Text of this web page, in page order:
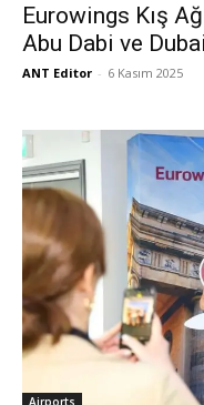
Eurowings Kış
Abu Dabi ve
ANT Editor - 6 Kasım 2025
Airports